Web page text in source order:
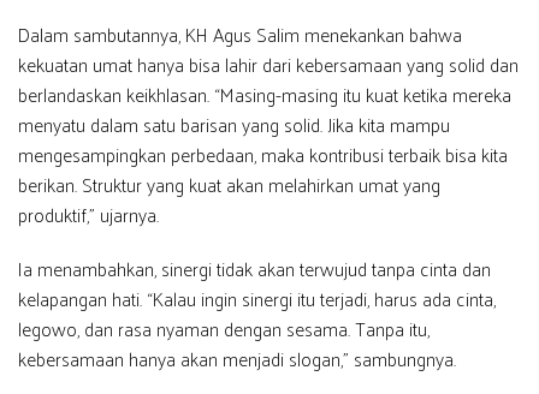
Dalam sambutannya, KH Agus Salim menekankan bahwa
kekuatan umat hanya bisa lahir dari kebersamaan yang solid dan
berlandaskan keikhlasan. “Masing-masing itu kuat ketika mereka
menyatu dalam satu barisan yang solid. Jika kita mampu
mengesampingkan perbedaan, maka kontribusi terbaik bisa kita
berikan. Struktur yang kuat akan melahirkan umat yang
produktif,” ujarnya.
Ia menambahkan, sinergi tidak akan terwujud tanpa cinta dan
kelapangan hati. “Kalau ingin sinergi itu terjadi, harus ada cinta,
legowo, dan rasa nyaman dengan sesama. Tanpa itu,
kebersamaan hanya akan menjadi slogan,” sambungnya.